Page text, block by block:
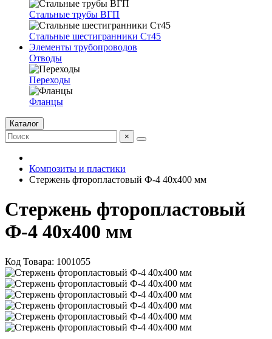
Стальные трубы ВГП
Стальные шестигранники Ст45
Элементы трубопроводов
Отводы
Переходы
Фланцы
Каталог
×
Композиты и пластики
Стержень фторопластовый Ф-4 40х400 мм
Стержень фторопластовый
Ф-4 40х400 мм
Код Товара: 1001055